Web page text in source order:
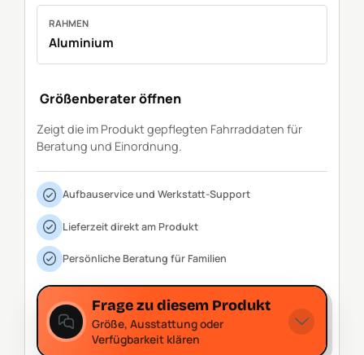
RAHMEN
Aluminium
Größenberater öffnen
Zeigt die im Produkt gepflegten Fahrraddaten für
Beratung und Einordnung.
Aufbauservice und Werkstatt-Support
Lieferzeit direkt am Produkt
Persönliche Beratung für Familien
Frage zu diesem Produkt
Größe, Ausstattung oder
Verfügbarkeit klären